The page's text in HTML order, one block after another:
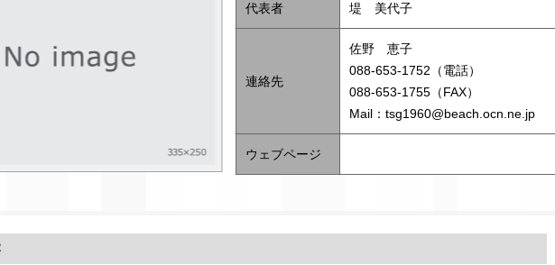
代表者 堤 美代子
連絡先
佐野 恵子
088-653-1752（電話）
088-653-1755（FAX）
Mail：tsg1960@beach.ocn.ne.jp
ウェブページ